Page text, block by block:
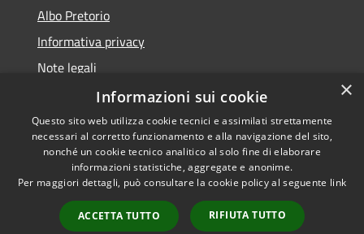
Albo Pretorio
Informativa privacy
Note legali
Dichiarazione di accessibilità
RSS
Accessibilità
Copyright © 2026 • Comune di
Fiesso d'Artico • Powered by
Municipium•
Accesso
×
Informazioni sui cookie
Questo sito web utilizza cookie tecnici e assimilati strettamente
necessari al corretto funzionamento e alla navigazione del sito,
nonché un cookie tecnico analitico al solo fine di elaborare
informazioni statistiche, aggregate e anonime.
Per maggiori dettagli, può consultare la cookie policy al seguente link
ACCETTA TUTTO RIFIUTA TUTTO